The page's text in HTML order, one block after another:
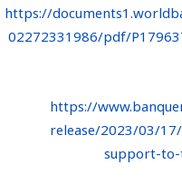
https://
02272331986/pdf/
https://
release/2023/03/
support-